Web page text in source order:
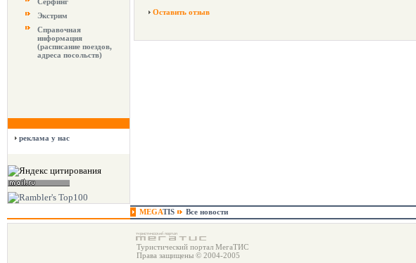
Экстрим
Справочная
информация
(расписание поездов,
адреса посольств)
реклама у нас
Оставить отзыв
MEGATIS Все новости
Туристический портал МегаТИС
Права защищены © 2004-2005